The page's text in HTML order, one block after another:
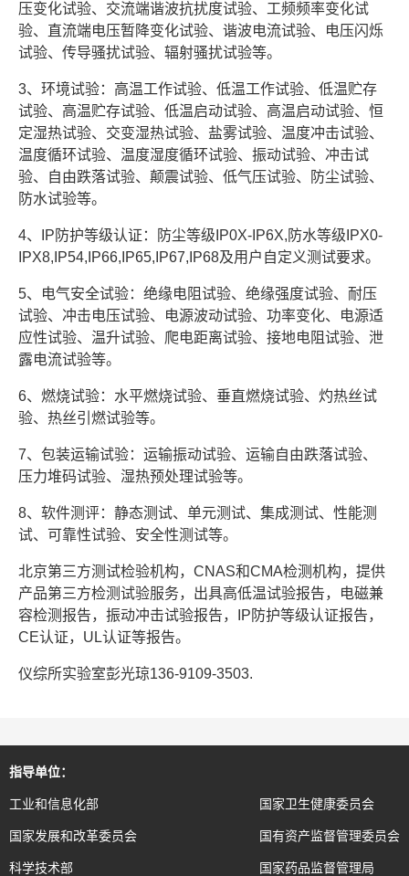
压变化试验、交流端谐波抗扰度试验、工频频率变化试
验、直流端电压暂降变化试验、谐波电流试验、电压闪烁
试验、传导骚扰试验、辐射骚扰试验等。
3、环境试验：高温工作试验、低温工作试验、低温贮存
试验、高温贮存试验、低温启动试验、高温启动试验、恒
定湿热试验、交变湿热试验、盐雾试验、温度冲击试验、
温度循环试验、温度湿度循环试验、振动试验、冲击试
验、自由跌落试验、颠震试验、低气压试验、防尘试验、
防水试验等。
4、IP防护等级认证：防尘等级IP0X-IP6X,防水等级IPX0-
IPX8,IP54,IP66,IP65,IP67,IP68及用户自定义测试要求。
5、电气安全试验：绝缘电阻试验、绝缘强度试验、耐压
试验、冲击电压试验、电源波动试验、功率变化、电源适
应性试验、温升试验、爬电距离试验、接地电阻试验、泄
露电流试验等。
6、燃烧试验：水平燃烧试验、垂直燃烧试验、灼热丝试
验、热丝引燃试验等。
7、包装运输试验：运输振动试验、运输自由跌落试验、
压力堆码试验、湿热预处理试验等。
8、软件测评：静态测试、单元测试、集成测试、性能测
试、可靠性试验、安全性测试等。
北京第三方测试检验机构，CNAS和CMA检测机构，提供
产品第三方检测试验服务，出具高低温试验报告，电磁兼
容检测报告，振动冲击试验报告，IP防护等级认证报告，
CE认证，UL认证等报告。
仪综所实验室彭光琼136-9109-3503.
指导单位：
工业和信息化部
国家发展和改革委员会
科学技术部
国家卫生健康委员会
国有资产监督管理委员会
国家药品监督管理局